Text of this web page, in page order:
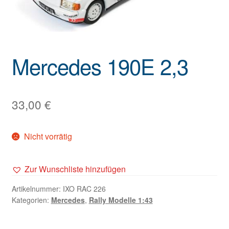
Mercedes 190E 2,3
33,00 €
Nicht vorrätig
Zur Wunschliste hinzufügen
Artikelnummer: IXO RAC 226
Kategorien: Mercedes, Rally Modelle 1:43